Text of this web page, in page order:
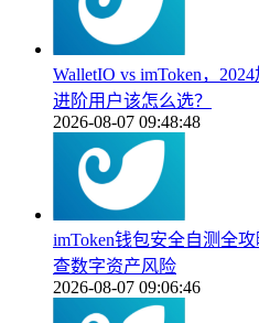
WalletIO vs imToken，
进阶用户该怎么选？
2026-08-07 09:48:48
imToken钱包安全自测全
查数字资产风险
2026-08-07 09:06:46